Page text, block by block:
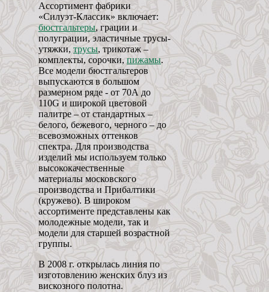
Ассортимент фабрики
«Силуэт-Классик» включает:
бюстгальтеры, грации и
полуграции, эластичные трусы-
утяжки, трусы, трикотаж –
комплекты, сорочки,пижамы.
Все модели бюстгальтеров
выпускаются в большом
размерном ряде - от 70А до
110G и широкой цветовой
палитре – от стандартных –
белого, бежевого, черного – до
всевозможных оттенков
спектра. Для производства
изделий мы используем только
высококачественные
материалы московского
производства и Прибалтики
(кружево). В широком
ассортименте представлены как
молодежные модели, так и
модели для старшей возрастной
группы.
В 2008 г. открылась линия по
изготовлению женских блуз из
вискозного полотна.